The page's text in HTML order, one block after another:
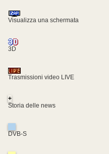
Visualizza una schermata
3D
Trasmissioni video LIVE
+
Storia delle news
DVB-S